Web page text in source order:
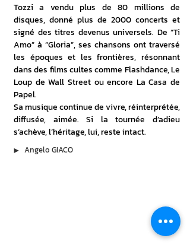
Tozzi a vendu plus de 80 millions de
disques, donné plus de 2000 concerts et
signé des titres devenus universels. De “Ti
Amo” à “Gloria”, ses chansons ont traversé
les époques et les frontières, résonnant
dans des films cultes comme Flashdance, Le
Loup de Wall Street ou encore La Casa de
Papel.
Sa musique continue de vivre, réinterprétée,
diffusée, aimée. Si la tournée d’adieu
s’achève, l’héritage, lui, reste intact.
▶︎ Angelo GIACO